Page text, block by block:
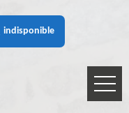
indisponible